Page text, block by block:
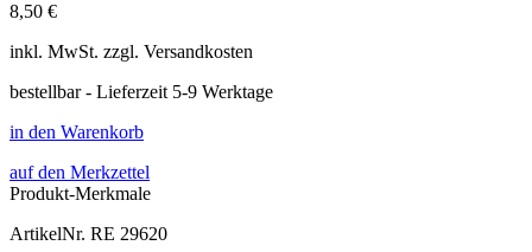
8,50 €
inkl. MwSt. zzgl. Versandkosten
bestellbar - Lieferzeit 5-9 Werktage
in den Warenkorb
auf den Merkzettel
Produkt-Merkmale
ArtikelNr. RE 29620